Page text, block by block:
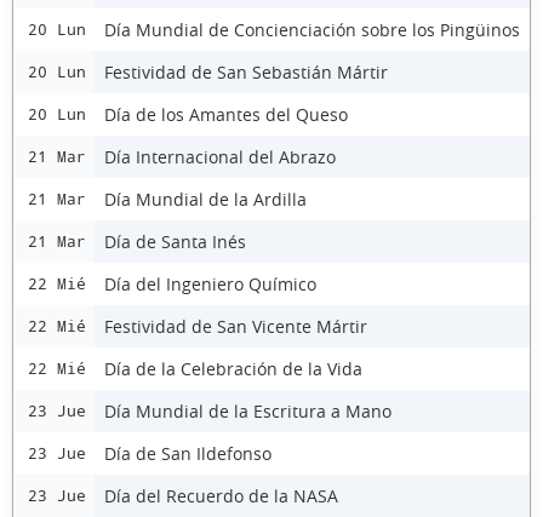
20 Lun Día Mundial de Concienciación sobre los Pingüinos
20 Lun Festividad de San Sebastián Mártir
20 Lun Día de los Amantes del Queso
21 Mar Día Internacional del Abrazo
21 Mar Día Mundial de la Ardilla
21 Mar Día de Santa Inés
22 Mié Día del Ingeniero Químico
22 Mié Festividad de San Vicente Mártir
22 Mié Día de la Celebración de la Vida
23 Jue Día Mundial de la Escritura a Mano
23 Jue Día de San Ildefonso
23 Jue Día del Recuerdo de la NASA